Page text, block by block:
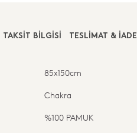
TAKSIT BILGISI TESLIMAT & İADE
85x150cm
Chakra
%100 PAMUK